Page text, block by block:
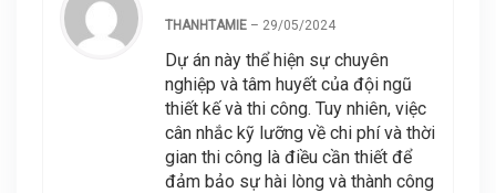
THANHTAMIE – 29/05/2024
Dự án này thể hiện sự chuyên
nghiệp và tâm huyết của đội ngũ
thiết kế và thi công. Tuy nhiên, việc
cân nhắc kỹ lưỡng về chi phí và thời
gian thi công là điều cần thiết để
đảm bảo sự hài lòng và thành công